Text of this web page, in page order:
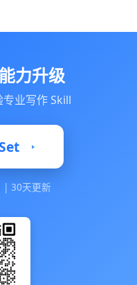
力升级
业写作 Skill
| 30天更新